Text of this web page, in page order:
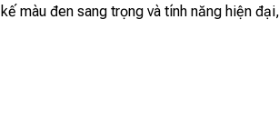
màu đen sang trọng và tính năng hiện